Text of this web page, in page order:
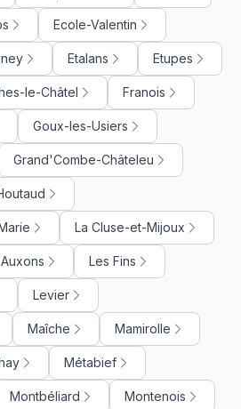
Ecole-Valentin
Etalans Etupes
le-Châtel Franois
Goux-les-Usiers
Grand'Combe-Châteleu
La Cluse-et-Mijoux
Les Fins
Levier
Maîche Mamirolle
Métabief
Montbéliard Montenois